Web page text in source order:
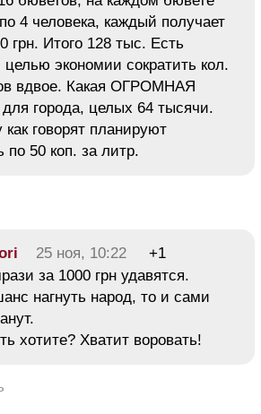
4 человека, каждый получает
грн. Итого 128 тыс. Есть
целью экономии сократить кол.
вдвое. Какая ОГРОМНАЯ
города, целых 64 тысячи.
как говорят планируют
по 50 коп. за литр.
25 ноя, 10:22
+1
за 1000 грн удавятся.
нагнуть народ, то и сами
хотите? Хватит воровать!